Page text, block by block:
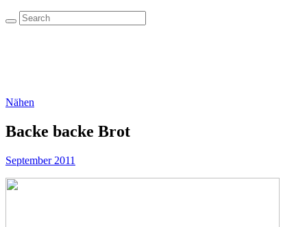
Nähen
Backe backe Brot
September 2011